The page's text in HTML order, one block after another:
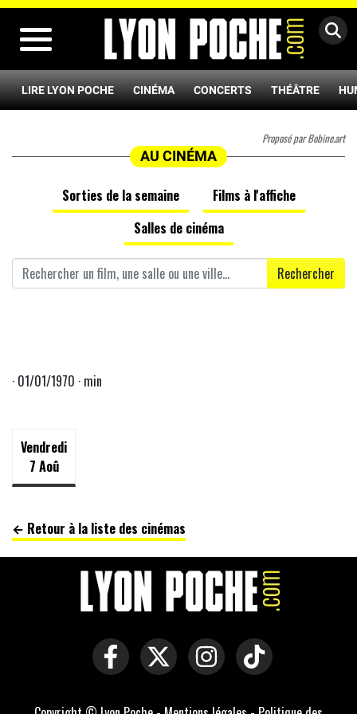
LIRE LYON POCHE CINÉMA CONCERTS THÉÂTRE
Proposé par Bobine.art
AU CINÉMA
Sorties de la semaine
Films à l'affiche
Salles de cinéma
Rechercher
· 01/01/1970 · min
Vendredi
7 Aoû
← Retour à la liste des cinémas